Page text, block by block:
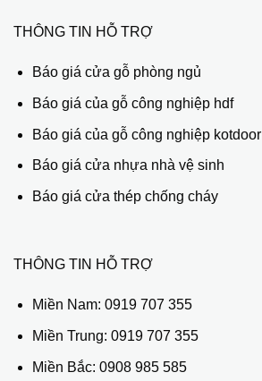
THÔNG TIN HỖ TRỢ
Báo giá cửa gỗ phòng ngủ
Báo giá của gỗ công nghiệp hdf
Báo giá của gỗ công nghiệp kotdoor
Báo giá cửa nhựa nhà vệ sinh
Báo giá cửa thép chống cháy
THÔNG TIN HỖ TRỢ
Miền Nam: 0919 707 355
Miền Trung: 0919 707 355
Miền Bắc: 0908 985 585